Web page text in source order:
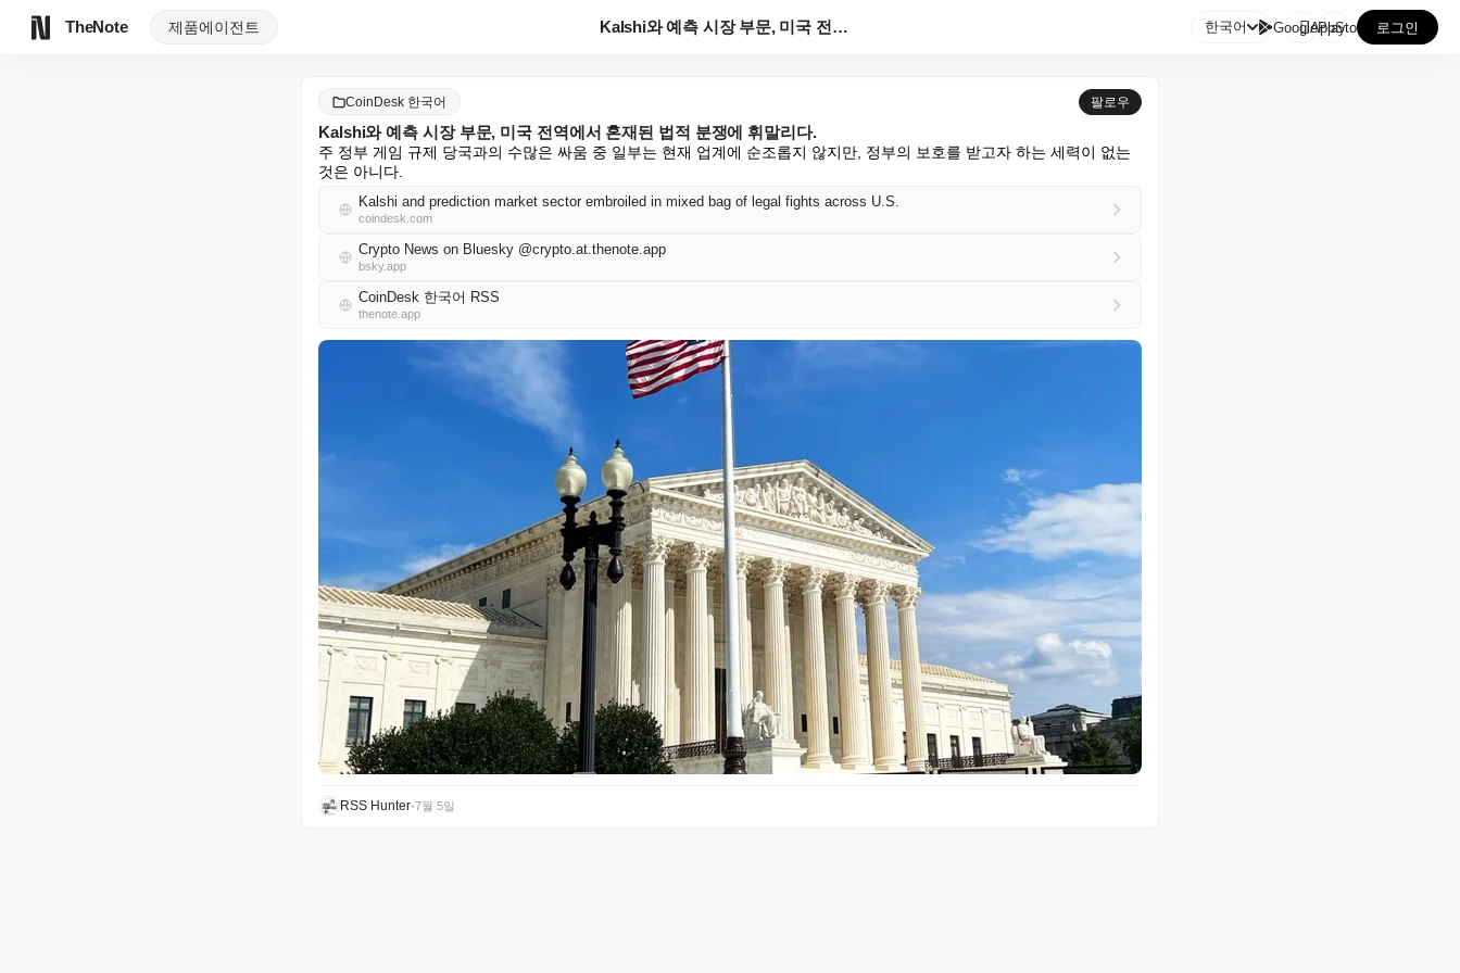
TheNote 제품에이전트 Kalshi와 예측 시장 부문, 미국 전역에서 혼재된 ... 한국어 GooglePlay
AppStore 로그인
CoinDesk 한국어 팔로우
Kalshi와 예측 시장 부문, 미국 전역에서 혼재된 법적 분쟁에 휘말리다.
주 정부 게임 규제 당국과의 수많은 싸움 중 일부는 현재 업계에 순조롭지 않지만, 정부의 보호를 받고자 하는 세력이 없는
것은 아니다.
Kalshi and prediction market sector embroiled in mixed bag of legal fights across U.S.
coindesk.com
Crypto News on Bluesky @crypto.at.thenote.app
bsky.app
CoinDesk 한국어 RSS
thenote.app
RSS Hunter•7월 5일